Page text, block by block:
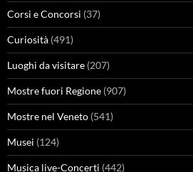
Corsi e Concorsi (37)
Curiosità (491)
Luoghi da visitare (207)
Mostre fuori Regione (907)
Mostre nel Veneto (541)
Musei (124)
Musica live-Concerti (442)